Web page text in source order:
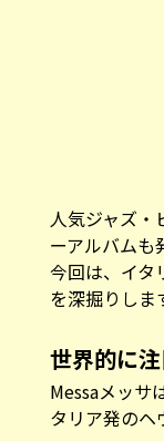
人気ジャズ・
ーアルバムも
今回は、イタ
を深掘りしま
世界的に
Messaメッサ
タリア発のヘ